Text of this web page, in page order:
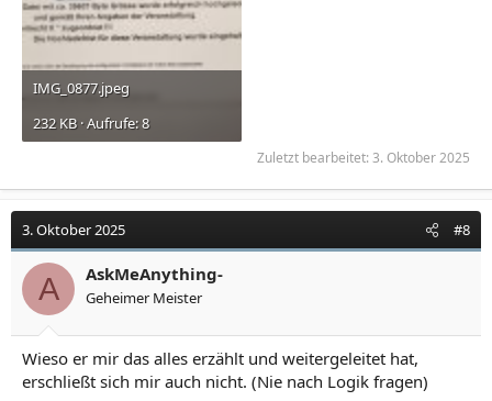
IMG_0877.jpeg
232 KB · Aufrufe: 8
Zuletzt bearbeitet: 3. Oktober 2025
3. Oktober 2025 #8
A AskMeAnything-
Geheimer Meister
Wieso er mir das alles erzählt und weitergeleitet hat,
erschließt sich mir auch nicht. (Nie nach Logik fragen)